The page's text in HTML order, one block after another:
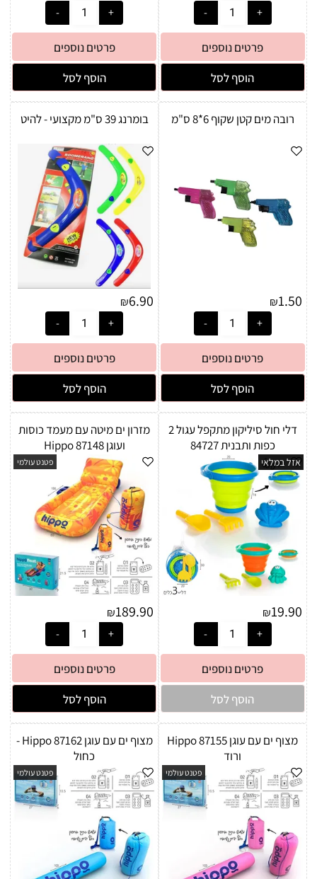
פרטים נוספים
הוסף לסל
פרטים נוספים
הוסף לסל
רובה מים קטן שקוף 6*8 ס"מ
₪1.50
פרטים נוספים
הוסף לסל
בומרנג 39 ס"מ מקצועי - להיט
₪6.90
פרטים נוספים
הוסף לסל
דלי חול סיליקון מתקפל עגול 2
כפות ותבנית 84727
אזל במלאי
₪19.90
פרטים נוספים
הוסף לסל
מזרון ים מיטה עם מעמד כוסות
ועוגן Hippo 87148
פטנט עולמי
₪189.90
פרטים נוספים
הוסף לסל
מצוף ים עם עוגן Hippo 87155
ורוד
פטנט עולמי
מצוף ים עם עוגן Hippo 87162 -
כחול
פטנט עולמי
לקוחות יקרים :)
לבחירתכם ניתן להזמין משלוח עד
הבית או לבחור איסוף עצמי מרחובות
(הרצל 163).